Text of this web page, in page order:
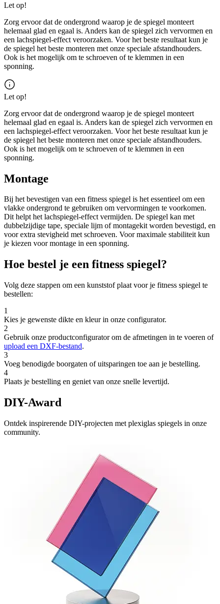
Let op!
Zorg ervoor dat de ondergrond waarop je de spiegel monteert
helemaal glad en egaal is. Anders kan de spiegel zich vervormen en
een lachspiegel-effect veroorzaken. Voor het beste resultaat kun je
de spiegel het beste monteren met onze speciale afstandhouders.
Ook is het mogelijk om te schroeven of te klemmen in een
sponning.
Let op!
Zorg ervoor dat de ondergrond waarop je de spiegel monteert
helemaal glad en egaal is. Anders kan de spiegel zich vervormen en
een lachspiegel-effect veroorzaken. Voor het beste resultaat kun je
de spiegel het beste monteren met onze speciale afstandhouders.
Ook is het mogelijk om te schroeven of te klemmen in een
sponning.
Montage
Bij het bevestigen van een fitness spiegel is het essentieel om een
vlakke ondergrond te gebruiken om vervormingen te voorkomen.
Dit helpt het lachspiegel-effect vermijden. De spiegel kan met
dubbelzijdige tape, speciale lijm of montagekit worden bevestigd, en
voor extra stevigheid met schroeven. Voor maximale stabiliteit kun
je kiezen voor montage in een sponning.
Hoe bestel je een fitness spiegel?
Volg deze stappen om een kunststof plaat voor je fitness spiegel te
bestellen:
1
Kies je gewenste dikte en kleur in onze configurator.
2
Gebruik onze productconfigurator om de afmetingen in te voeren of
upload een DXF-bestand.
3
Voeg benodigde boorgaten of uitsparingen toe aan je bestelling.
4
Plaats je bestelling en geniet van onze snelle levertijd.
DIY-Award
Ontdek inspirerende DIY-projecten met plexiglas spiegels in onze
community.